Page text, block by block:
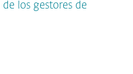
los gestores de